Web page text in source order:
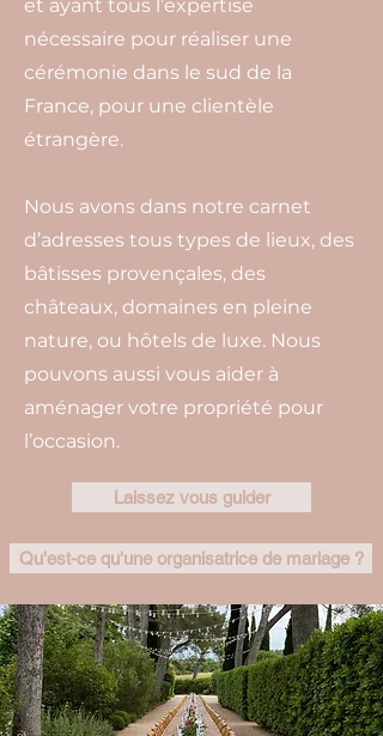
et ayant tous l’expertise
nécessaire pour réaliser une
cérémonie dans le sud de la
France, pour une clientèle
étrangère.
Nous avons dans notre carnet
d’adresses tous types de lieux, des
bâtisses provençales, des
châteaux, domaines en pleine
nature, ou hôtels de luxe. Nous
pouvons aussi vous aider à
aménager votre propriété pour
l’occasion.
Laissez vous guider
Qu'est-ce qu'une organisatrice de mariage ?